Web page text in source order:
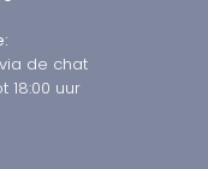
de chat
18:00 uur